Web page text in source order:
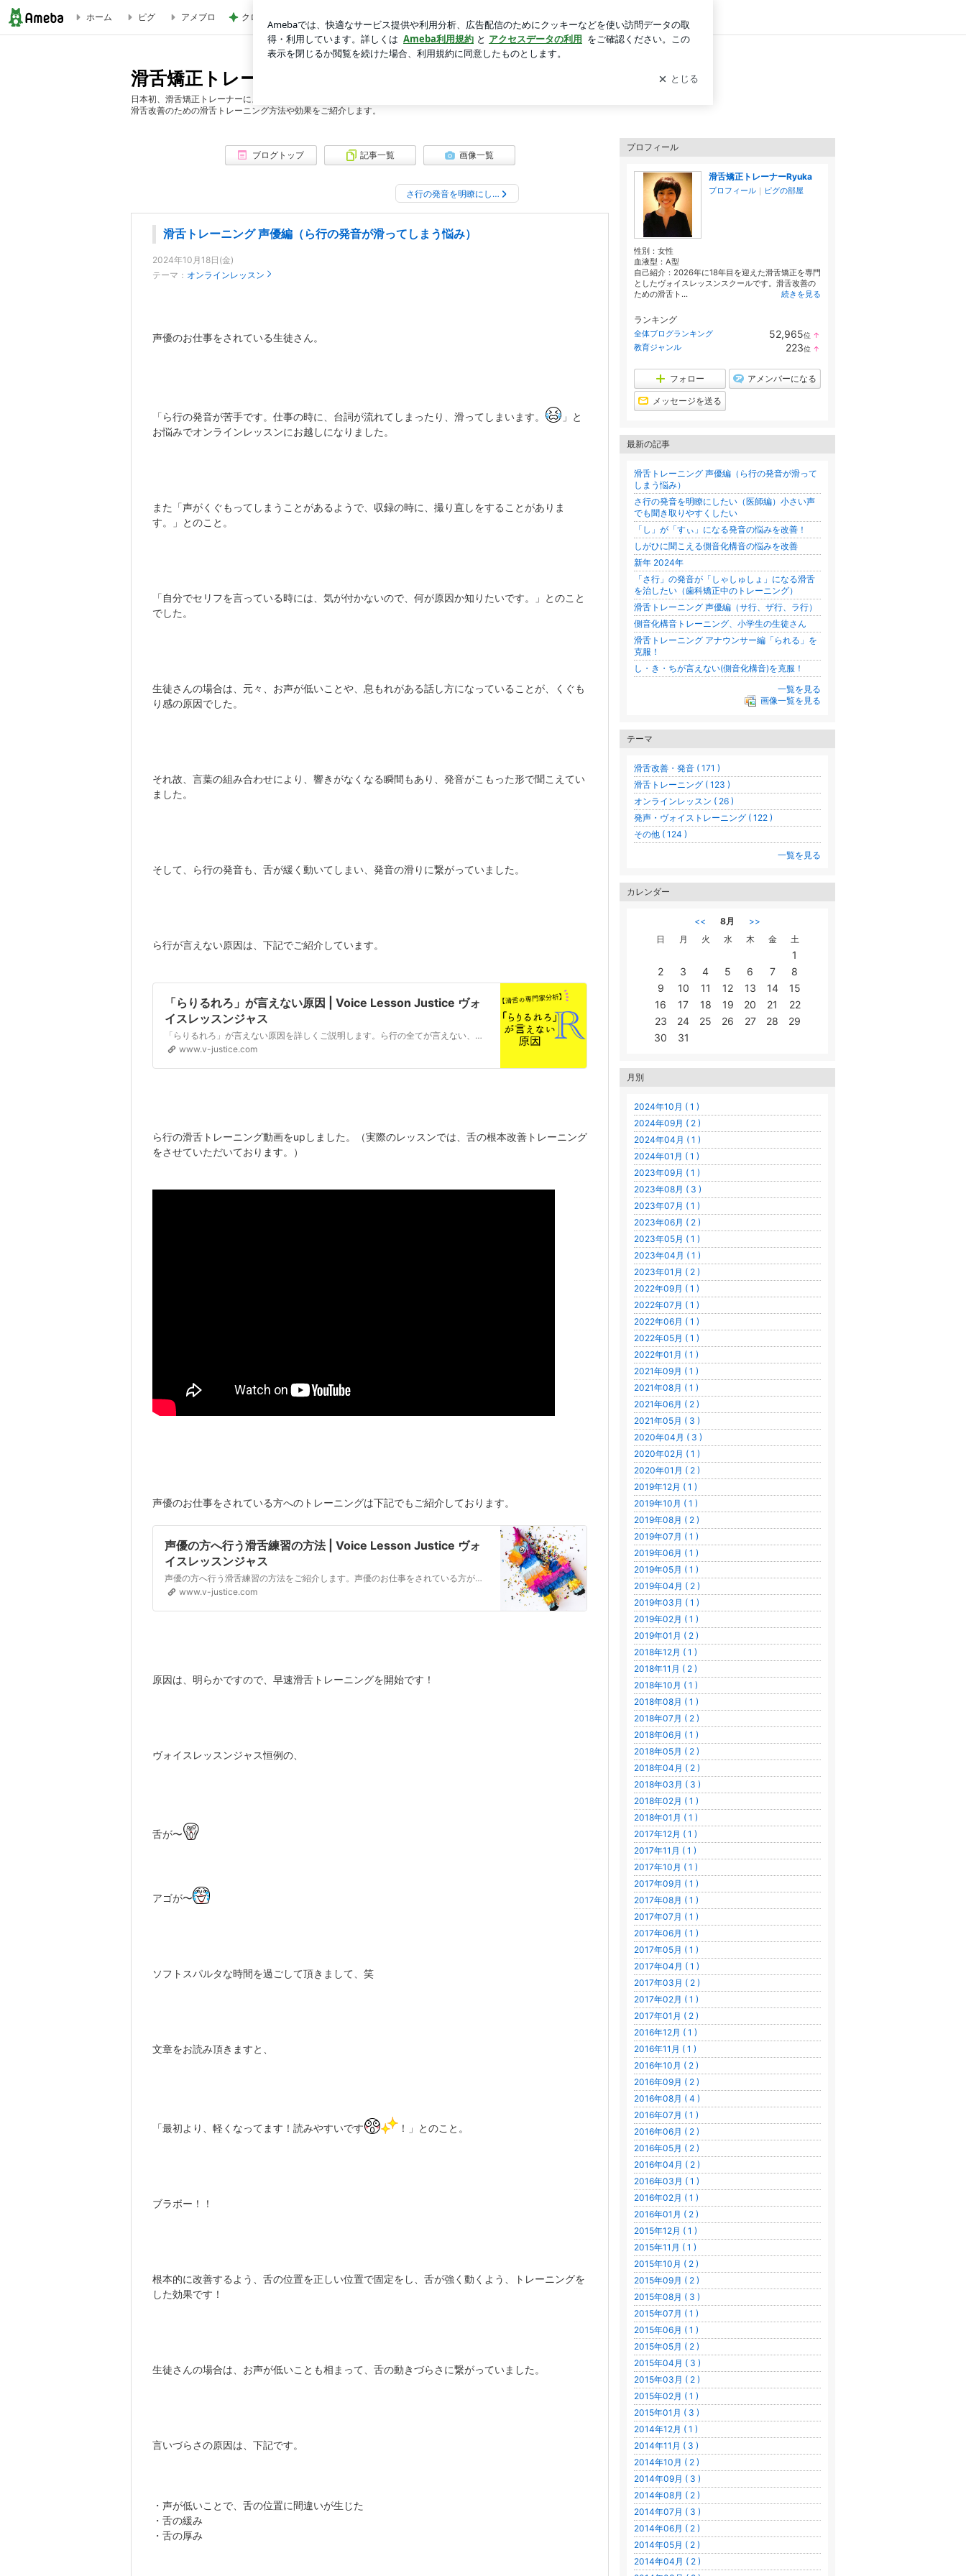
滑舌トレーニング 声優編（ら行の発音が滑ってしまう悩み） | 滑舌矯正トレーナー・Voice Lesson Justice 代表の日々
ホーム ピグ アメブロ クロ 娘の作図通りに作ったお弁当 ログイン
滑舌矯正トレーナー・Voice Lesson Justice 代表の日々
日本初、滑舌矯正トレーナーによる滑舌矯正、滑舌トレーニングを専門的に行う渋谷のヴォイスレッスンスクールです。
滑舌改善のための滑舌トレーニング方法や効果をご紹介します。
ブログトップ 記事一覧 画像一覧
さ行の発音を明瞭にし…
滑舌トレーニング 声優編（ら行の発音が滑ってしまう悩み）
2024年10月18日(金)
テーマ： オンラインレッスン
声優のお仕事をされている生徒さん。
「ら行の発音が苦手です。仕事の時に、台詞が流れてしまったり、滑ってしまいます。
」と
お悩みでオンラインレッスンにお越しになりました。
また「声がくぐもってしまうことがあるようで、収録の時に、撮り直しをすることがありま
す。」とのこと。
「自分でセリフを言っている時には、気が付かないので、何が原因か知りたいです。」とのこと
でした。
生徒さんの場合は、元々、お声が低いことや、息もれがある話し方になっていることが、くぐも
り感の原因でした。
それ故、言葉の組み合わせにより、響きがなくなる瞬間もあり、発音がこもった形で聞こえてい
ました。
そして、ら行の発音も、舌が緩く動いてしまい、発音の滑りに繋がっていました。
ら行が言えない原因は、下記でご紹介しています。
「らりるれろ」が言えない原因 | Voice Lesson Justice ヴォ
イスレッスンジャス
「らりるれろ」が言えない原因を詳しくご説明します。ら行の全てが言えない、りが言えない、ら行がだ行になる、など、症状は様々ですが、いづれも舌の位置を整えることで改善が可能です。
www.v-justice.com
ら行の滑舌トレーニング動画をupしました。（実際のレッスンでは、舌の根本改善トレーニング
をさせていただいております。）
声優のお仕事をされている方へのトレーニングは下記でもご紹介しております。
声優の方へ行う滑舌練習の方法 | Voice Lesson Justice ヴォ
イスレッスンジャス
声優の方へ行う滑舌練習の方法をご紹介します。声優のお仕事をされている方が、滑舌矯正のために多くお越しになります。舌が回らないとお悩みの声優さんへ、原因と練習の方法を詳しくご説明します。東京・渋谷の滑舌スクール、ヴォイスレッスンジャスです。
www.v-justice.com
原因は、明らかですので、早速滑舌トレーニングを開始です！
ヴォイスレッスンジャス恒例の、
舌が〜
アゴが〜
ソフトスパルタな時間を過ごして頂きまして、笑
文章をお読み頂きますと、
「最初より、軽くなってます！読みやすいです ！」とのこと。
ブラボー！！
根本的に改善するよう、舌の位置を正しい位置で固定をし、舌が強く動くよう、トレーニングを
した効果です！
生徒さんの場合は、お声が低いことも相まって、舌の動きづらさに繋がっていました。
言いづらさの原因は、下記です。
・声が低いことで、舌の位置に間違いが生じた
・舌の緩み
・舌の厚み
プロフィール
滑舌矯正トレーナーRyuka
プロフィール ｜ ピグの部屋
性別： 女性
血液型： A型
自己紹介：2026年に18年目を迎えた滑舌矯正を専門
としたヴォイスレッスンスクールです。滑舌改善の
ための滑舌ト...
続きを見る
ランキング
全体ブログランキング 52,965位 ↑
ン
教育ジャンル 223位 ↑
フォロー アメンバーになる
メッセージを送る
最新の記事
滑舌トレーニング 声優編（ら行の発音が滑って
しまう悩み）
さ行の発音を明瞭にしたい（医師編）小さい声
でも聞き取りやすくしたい
「し」が「すぃ」になる発音の悩みを改善！
しがひに聞こえる側音化構音の悩みを改善
新年 2024年
「さ行」の発音が「しゃしゅしょ」になる滑舌
を治したい（歯科矯正中のトレーニング）
滑舌トレーニング 声優編（サ行、ザ行、ラ行）
側音化構音トレーニング、小学生の生徒さん
滑舌トレーニング アナウンサー編「られる」を
克服！
し・き・ちが言えない(側音化構音)を克服！
一覧を見る
画像一覧を見る
テーマ
滑舌改善・発音 ( 171 )
滑舌トレーニング ( 123 )
オンラインレッスン ( 26 )
発声・ヴォイストレーニング ( 122 )
その他 ( 124 )
一覧を見る
カレンダー
<< 8月
>>
日
月 火 水 木 金 土
1
2
3 4 5 6 7
8
9
10 11 12 13 14
15
16
17 18 19 20 21
22
23
24 25 26 27 28
29
30
31
月別
2024年10月 ( 1 )
2024年09月 ( 2 )
2024年04月 ( 1 )
2024年01月 ( 1 )
2023年09月 ( 1 )
2023年08月 ( 3 )
2023年07月 ( 1 )
2023年06月 ( 2 )
2023年05月 ( 1 )
2023年04月 ( 1 )
2023年01月 ( 2 )
2022年09月 ( 1 )
2022年07月 ( 1 )
2022年06月 ( 1 )
2022年05月 ( 1 )
2022年01月 ( 1 )
2021年09月 ( 1 )
2021年08月 ( 1 )
2021年06月 ( 2 )
2021年05月 ( 3 )
2020年04月 ( 3 )
2020年02月 ( 1 )
2020年01月 ( 2 )
2019年12月 ( 1 )
2019年10月 ( 1 )
2019年08月 ( 2 )
2019年07月 ( 1 )
2019年06月 ( 1 )
2019年05月 ( 1 )
2019年04月 ( 2 )
2019年03月 ( 1 )
2019年02月 ( 1 )
2019年01月 ( 2 )
2018年12月 ( 1 )
2018年11月 ( 2 )
2018年10月 ( 1 )
2018年08月 ( 1 )
2018年07月 ( 2 )
2018年06月 ( 1 )
2018年05月 ( 2 )
2018年04月 ( 2 )
2018年03月 ( 3 )
2018年02月 ( 1 )
2018年01月 ( 1 )
2017年12月 ( 1 )
2017年11月 ( 1 )
2017年10月 ( 1 )
2017年09月 ( 1 )
2017年08月 ( 1 )
2017年07月 ( 1 )
2017年06月 ( 1 )
2017年05月 ( 1 )
2017年04月 ( 1 )
2017年03月 ( 2 )
2017年02月 ( 1 )
2017年01月 ( 2 )
2016年12月 ( 1 )
2016年11月 ( 1 )
2016年10月 ( 2 )
2016年09月 ( 2 )
2016年08月 ( 4 )
2016年07月 ( 1 )
2016年06月 ( 2 )
2016年05月 ( 2 )
2016年04月 ( 2 )
2016年03月 ( 1 )
2016年02月 ( 1 )
2016年01月 ( 2 )
2015年12月 ( 1 )
2015年11月 ( 1 )
2015年10月 ( 2 )
2015年09月 ( 2 )
2015年08月 ( 3 )
2015年07月 ( 1 )
2015年06月 ( 1 )
2015年05月 ( 2 )
2015年04月 ( 3 )
2015年03月 ( 2 )
2015年02月 ( 1 )
2015年01月 ( 3 )
2014年12月 ( 1 )
2014年11月 ( 3 )
2014年10月 ( 2 )
2014年09月 ( 3 )
2014年08月 ( 2 )
2014年07月 ( 3 )
2014年06月 ( 2 )
2014年05月 ( 2 )
2014年04月 ( 2 )